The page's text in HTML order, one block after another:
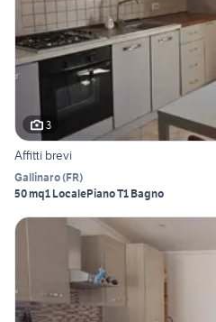
3
Affitti brevi
Gallinaro(FR)
50 mq1 LocalePiano T1 Bagno